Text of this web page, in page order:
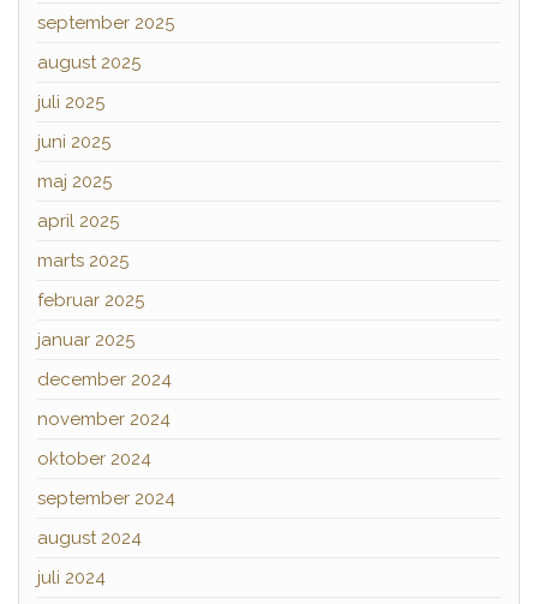
september 2025
august 2025
juli 2025
juni 2025
maj 2025
april 2025
marts 2025
februar 2025
januar 2025
december 2024
november 2024
oktober 2024
september 2024
august 2024
juli 2024